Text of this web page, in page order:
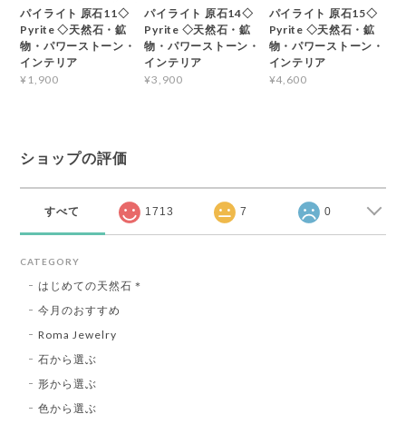
パイライト 原石11◇
Pyrite ◇天然石・鉱
物・パワーストーン・
インテリア
¥1,900
パイライト 原石14◇
Pyrite ◇天然石・鉱
物・パワーストーン・
インテリア
¥3,900
パイライト 原石15◇
Pyrite ◇天然石・鉱
物・パワーストーン・
インテリア
¥4,600
ショップの評価
すべて 1713 7 0
CATEGORY
はじめての天然石＊
今月のおすすめ
Roma Jewelry
石から選ぶ
形から選ぶ
色から選ぶ